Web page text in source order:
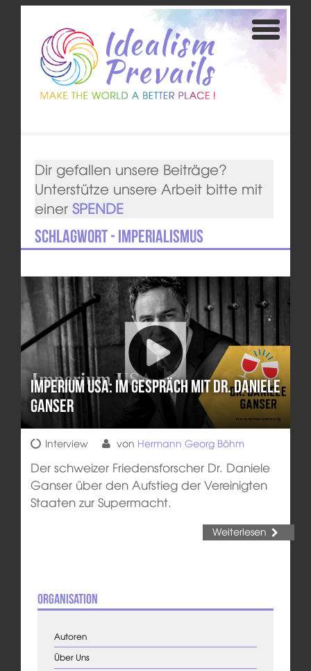
Dir gefallen unsere Beiträge?
Unterstütze unsere Arbeit bitte mit
einer SPENDE
Schlagwort - Imperialismus
Imperium USA: Im Gespräch mit Dr. Daniele
Ganser
Interview von Hermann Georg Böhm
Der schweizer Friedensforscher Dr. Daniele
Ganser über den Aufstieg der Vereinigten
Staaten zur Supermacht.
Weiterlesen
Organisation
Autoren
Über Uns